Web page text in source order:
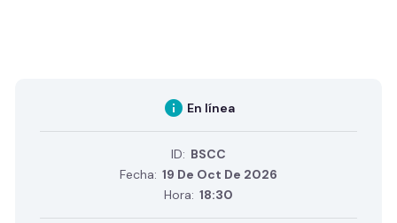
info En línea
ID: BSCC
Fecha: 19 De Oct De 2026
Hora: 18:30